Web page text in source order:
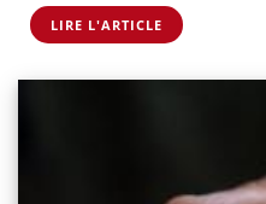
LIRE L'ARTICLE